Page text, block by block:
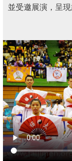
並受邀展演，呈